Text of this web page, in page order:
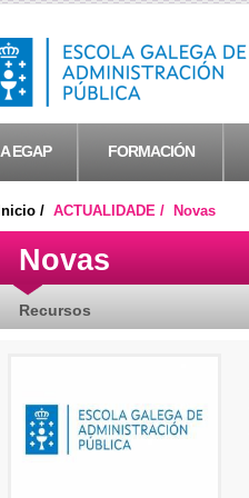
A EGAP FORMACIÓN
Inicio / ACTUALIDADE / Novas
Recursos
Novas